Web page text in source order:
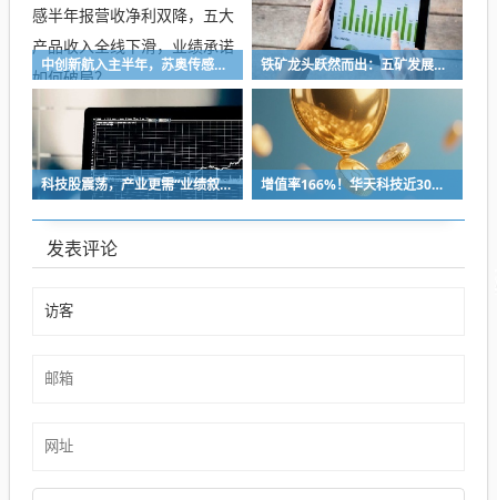
中创新航入主半年，苏奥传感半年报营收净利双降，五大产品收入全线下滑，业绩承诺如何破局？ 铁矿龙头跃然而出：五矿发展重组铸就A股铁矿采选重要平台
科技股震荡，产业更需“业绩叙事” 增值率166%！华天科技近30亿元并购下周上会，标的华羿微电曾终止IPO
发表评论